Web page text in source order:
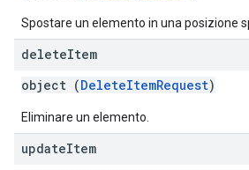
Spostare un elemento in una posizione
deleteItem
object (DeleteItemRequest)
Eliminare un elemento.
updateItem